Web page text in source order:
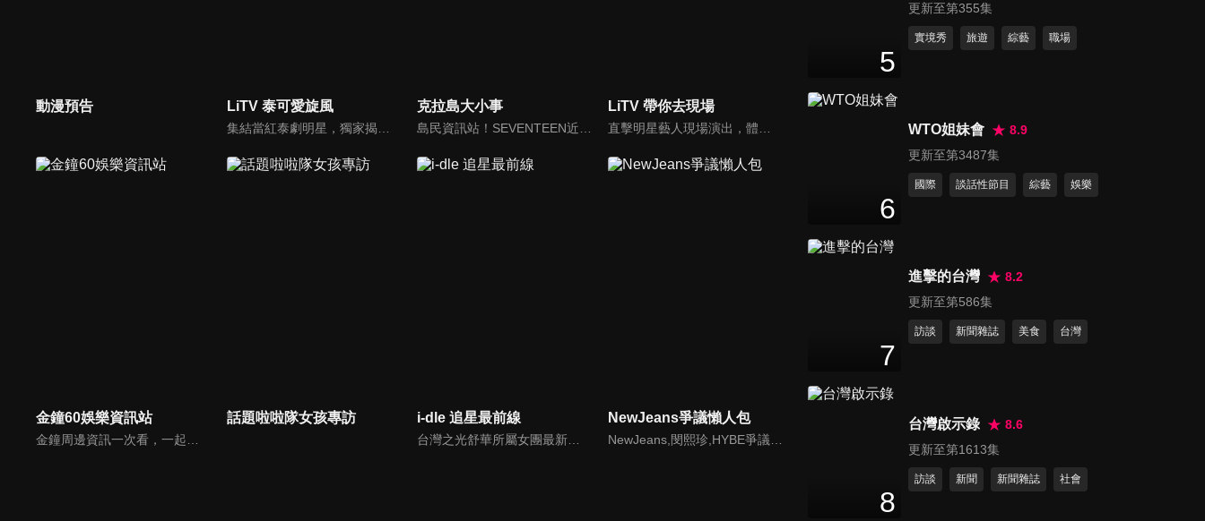
動漫預告 LiTV 泰可愛旋風 克拉島大小事 LiTV 帶你去現場
金鐘60娛樂資訊站
金鐘周邊資訊一次看，一起預測金鐘得主！
話題啦啦隊女孩專訪 i-dle 追星最前線
台灣之光舒華所屬女團最新消息報你知
NewJeans爭議懶人包
NewJeans,閔熙珍,HYBE爭議懶人包
周末假期小旅行 五星級飯店住
到回本打卡行！
俗呷！
5
更新至第355集
實境秀 旅遊 綜藝 職場
6
WTO姐妹會
8.9
更新至第3487集
國際 談話性節目 綜藝 娛樂
7
進擊的台灣
8.2
更新至第586集
訪談 新聞雜誌 美食 台灣
8
台灣啟示錄
8.6
更新至第1613集
訪談 新聞 新聞雜誌 社會